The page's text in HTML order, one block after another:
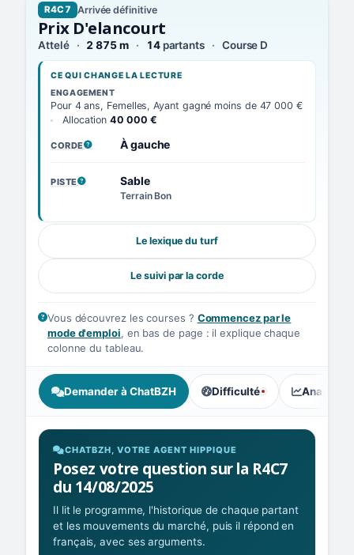
R4C7 Arrivée définitive
Prix D'elancourt
Attelé 2 875 m 14partants Course D
CE QUI CHANGE LA LECTURE
ENGAGEMENT
Pour 4 ans, Femelles, Ayant gagné moins de 47 000 €
Allocation40 000 €
CORDE
, VOIR LA DÉFINITION
À gauche
PISTE
, VOIR LA DÉFINITION
Sable
Terrain Bon
Le lexique du turf
Le suivi par la corde
Vous découvrez les courses ? Commencez par le
mode d'emploi, en bas de page : il explique chaque
colonne du tableau.
Demander à ChatBZH Difficulté
, tendance des parieurs :
Analyse
CHATBZH, VOTRE AGENT HIPPIQUE
Posez votre question sur la R4C7
du 14/08/2025
Il lit le programme, l'historique de chaque partant
et les mouvements du marché, puis il répond en
français, avec ses arguments.